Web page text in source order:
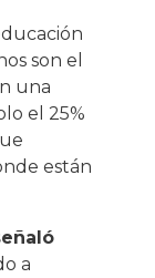
son el
una
el 25%
están
a